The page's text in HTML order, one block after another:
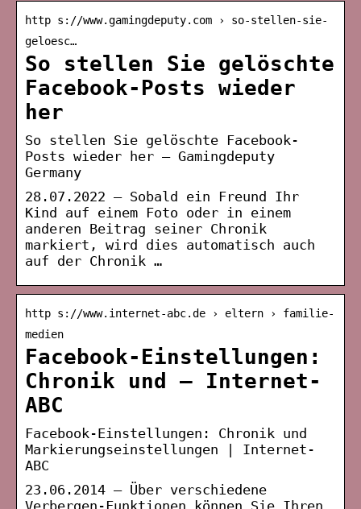
http s://www.gamingdeputy.com › so-stellen-sie-
geloesc…
So stellen Sie gelöschte
Facebook-Posts wieder
her
So stellen Sie gelöschte Facebook-
Posts wieder her – Gamingdeputy
Germany
28.07.2022 — Sobald ein Freund Ihr
Kind auf einem Foto oder in einem
anderen Beitrag seiner Chronik
markiert, wird dies automatisch auch
auf der Chronik …
http s://www.internet-abc.de › eltern › familie-
medien
Facebook-Einstellungen:
Chronik und – Internet-
ABC
Facebook-Einstellungen: Chronik und
Markierungseinstellungen | Internet-
ABC
23.06.2014 — Über verschiedene
Verbergen-Funktionen können Sie Ihren